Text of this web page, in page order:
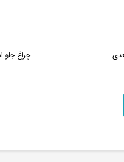
چراغ جلو اسپرت 206 طرح